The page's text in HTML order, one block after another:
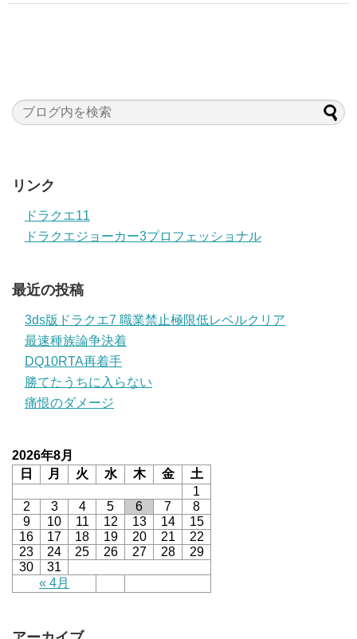
リンク
ドラクエ11
ドラクエジョーカー3プロフェッショナル
最近の投稿
3ds版ドラクエ7 職業禁止極限低レベルクリア
最速種族論争決着
DQ10RTA再着手
勝てたうちに入らない
痛恨のダメージ
2026年8月
日
月 火 水 木 金 土
« 4月
1
2
3 4 5 6 7
8
9
10 11 12 13 14
15
16
17 18 19 20 21
22
23
24 25 26 27 28
29
30
31